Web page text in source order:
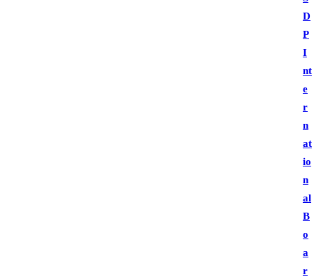
D
P
I
nt
e
r
n
at
io
n
al
B
o
a
r